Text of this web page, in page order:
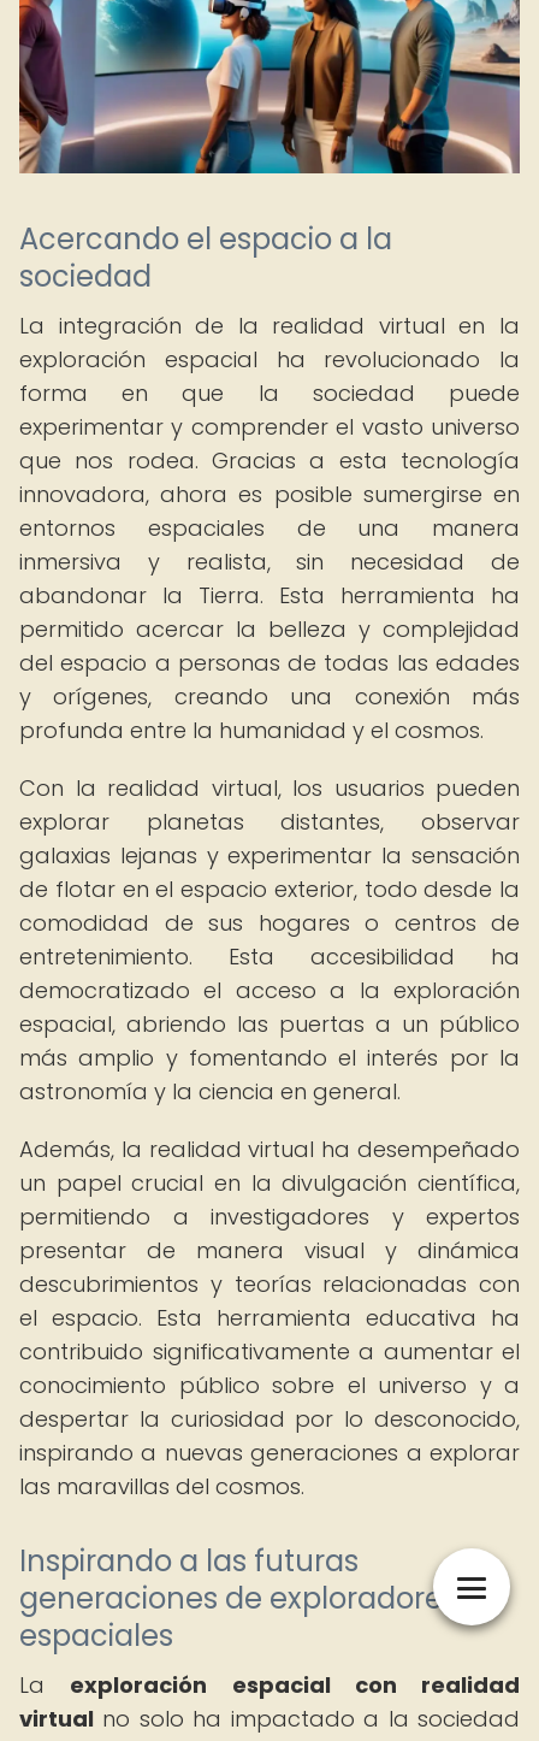
Acercando el espacio a la
sociedad
La integración de la realidad virtual en la
exploración espacial ha revolucionado la
forma en que la sociedad puede
experimentar y comprender el vasto universo
que nos rodea. Gracias a esta tecnología
innovadora, ahora es posible sumergirse en
entornos espaciales de una manera
inmersiva y realista, sin necesidad de
abandonar la Tierra. Esta herramienta ha
permitido acercar la belleza y complejidad
del espacio a personas de todas las edades
y orígenes, creando una conexión más
profunda entre la humanidad y el cosmos.
Con la realidad virtual, los usuarios pueden
explorar planetas distantes, observar
galaxias lejanas y experimentar la sensación
de flotar en el espacio exterior, todo desde la
comodidad de sus hogares o centros de
entretenimiento. Esta accesibilidad ha
democratizado el acceso a la exploración
espacial, abriendo las puertas a un público
más amplio y fomentando el interés por la
astronomía y la ciencia en general.
Además, la realidad virtual ha desempeñado
un papel crucial en la divulgación científica,
permitiendo a investigadores y expertos
presentar de manera visual y dinámica
descubrimientos y teorías relacionadas con
el espacio. Esta herramienta educativa ha
contribuido significativamente a aumentar el
conocimiento público sobre el universo y a
despertar la curiosidad por lo desconocido,
inspirando a nuevas generaciones a explorar
las maravillas del cosmos.
Inspirando a las futuras
generaciones de exploradores
espaciales
La exploración espacial con realidad
virtual no solo ha impactado a la sociedad